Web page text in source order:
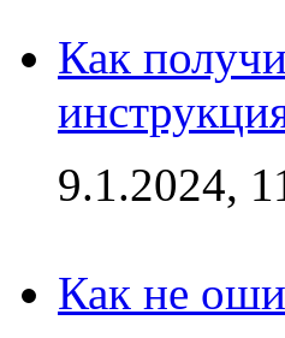
Как
9.1.2024,
Как не